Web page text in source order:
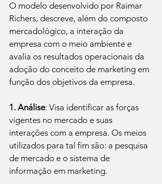
O modelo desenvolvido por Raimar
Richers, descreve, além do composto
mercadológico, a interação da
empresa com o meio ambiente e
avalia os resultados operacionais da
adoção do conceito de marketing em
função dos objetivos da empresa.
1. Análise: Visa identificar as forças
vigentes no mercado e suas
interações com a empresa. Os meios
utilizados para tal fim são: a pesquisa
de mercado e o sistema de
informação em marketing.